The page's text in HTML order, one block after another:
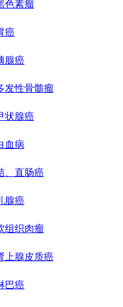
色素瘤
癌
腺癌
发性骨髓瘤
状腺癌
血病
、直肠癌
腺癌
组织肉瘤
上腺皮质癌
巴癌